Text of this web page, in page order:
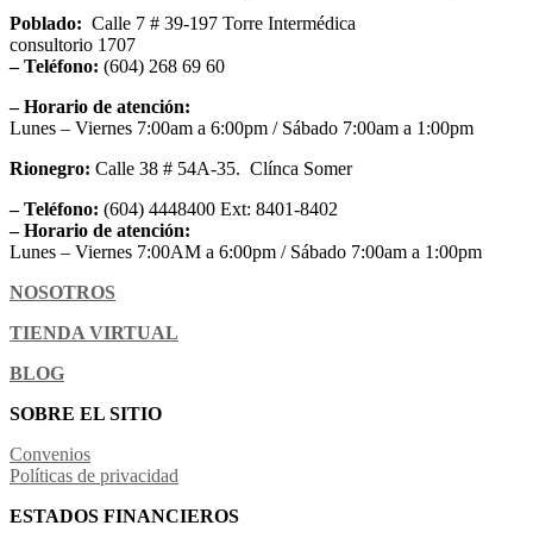
Poblado: Calle 7 # 39-197 Torre Intermédica
consultorio 1707
– Teléfono: (604) 268 69 60
– Horario de atención:
Lunes – Viernes 7:00am a 6:00pm / Sábado 7:00am a 1:00pm
Rionegro: Calle 38 # 54A-35. Clínca Somer
– Teléfono: (604) 4448400 Ext: 8401-8402
– Horario de atención:
Lunes – Viernes 7:00AM a 6:00pm / Sábado 7:00am a 1:00pm
NOSOTROS
TIENDA VIRTUAL
BLOG
SOBRE EL SITIO
Convenios
Políticas de privacidad
ESTADOS FINANCIEROS